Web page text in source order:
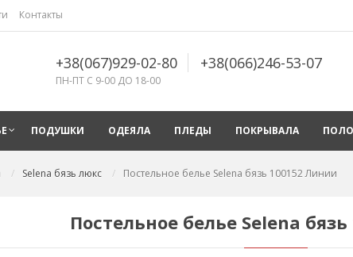
Контакты
+38(067)929-02-80 +38(066)246-53-07
ПН-ПТ С 9-00 ДО 18-00
ПОДУШКИ ОДЕЯЛА ПЛЕДЫ ПОКРЫВАЛА
Selena бязь люкс Постельное белье Selena бязь 100152 Линии
Постельное белье Selena